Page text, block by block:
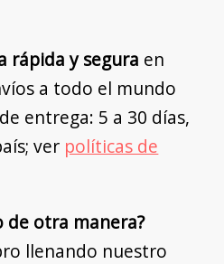
rápida y segura en
a todo el mundo
entrega: 5 a 30 días,
ver políticas de
de otra manera?
llenando nuestro